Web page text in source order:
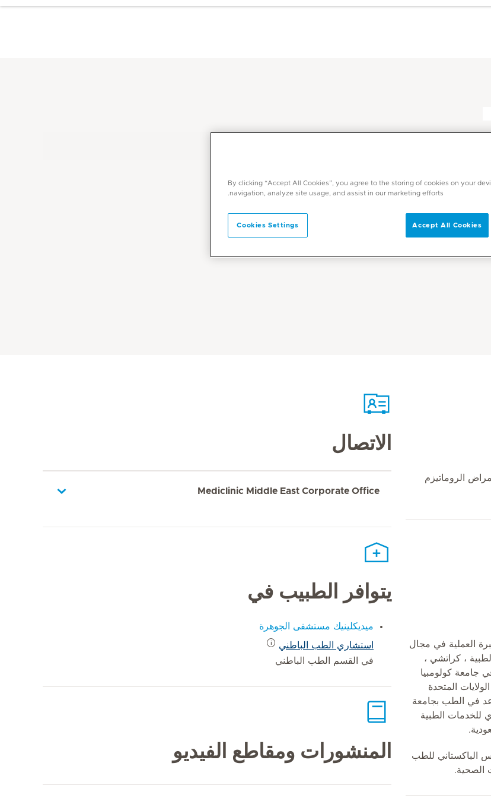
الروماتيزم
من 20 عاما من الخبرة العملية في مجال
، كراتشي ،
كولومبيا
المتحدة
في الطب بجامعة
للخدمات الطبية
الباكستاني للطب
الصحية.
الاتصال
Mediclinic Middle East Corporate Office
يتوافر الطبيب في
ميديكلينيك مستشفى الجوهرة
استشاري الطب الباطني
في القسم الطب الباطني
المنشورات ومقاطع الفيديو
By clicking “Accept All Cookies”, you agree to the storing of cookies on your
navigation, analyze site usage, and assist in our marketing efforts.
Cookies Settings Accept All Cookies